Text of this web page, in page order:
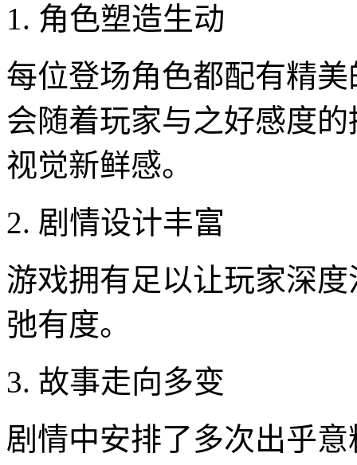
1. 角色塑造生动
每位登场角色都配有精
会随着玩家与之好感度
视觉新鲜感。
2. 剧情设计丰富
游戏拥有足以让玩家深
弛有度。
3. 故事走向多变
剧情中安排了多次出乎